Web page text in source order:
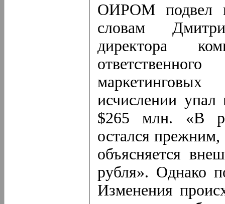
ОИРОМ подвел
словам
директора
исчислении
$265 млн. «В
остался
объясняется
рубля». Однако
Изменения